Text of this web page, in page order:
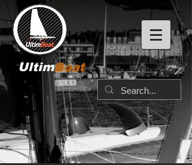
UltimBoat